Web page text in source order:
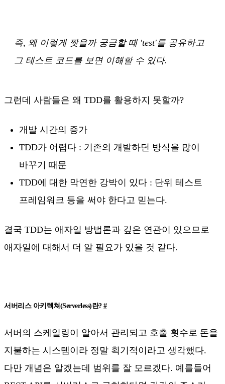
즉, 왜 이렇게 짯을까 궁금할 때 'test'를 공유하고
그 테스트 코드를 보면 이해할 수 있다.
그런데 사람들은 왜 TDD를 활용하지 못할까?
개발 시간의 증가
TDD가 어렵다 : 기존의 개발하던 방식을 많이
바꾸기 때문
TDD에 대한 막연한 강박이 있다 : 단위 테스트
프레임워크 등을 써야 한다고 믿는다.
결국 TDD는 애자일 방법론과 깊은 연관이 있으므로
애자일에 대해서 더 알 필요가 있을 것 같다.
서버리스 아키텍쳐(Serverless)란? #
서버의 스케일링이 알아서 관리되고 호출 횟수로 돈을
지불하는 시스템이라 정말 획기적이라고 생각했다.
다만 개념은 알겠는데 범위를 잘 모르겠다. 예를들어